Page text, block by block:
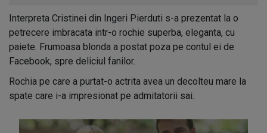
Interpreta Cristinei din Ingeri Pierduti s-a prezentat la o
petrecere imbracata intr-o rochie superba, eleganta, cu
paiete. Frumoasa blonda a postat poza pe contul ei de
Facebook, spre deliciul fanilor.
Rochia pe care a purtat-o actrita avea un decolteu mare la
spate care i-a impresionat pe admitatorii sai.